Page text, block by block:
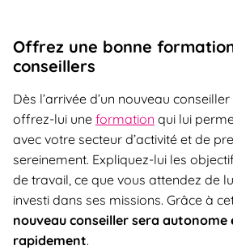
Offrez une bonne
conseillers
Dès l’arrivée d’un nouveau
offrez-lui une formation qui lui
avec votre secteur d’activité et de
sereinement. Expliquez-lui les
de travail, ce que vous attendez de
investi dans ses missions. Grâce à
nouveau conseiller sera
rapidement.